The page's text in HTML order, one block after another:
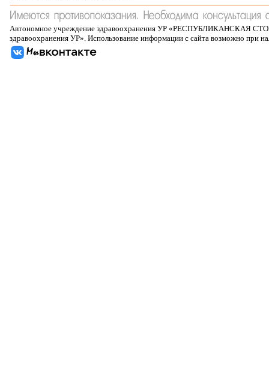
Автономное учреждение здравоохранения УР
здравоохранения УР». Использование информации с сайта возможно при